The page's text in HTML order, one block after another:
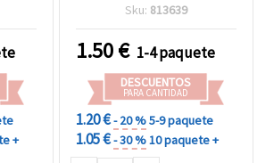
+
Sku: 813639
1.50€ 1-4 paquete
DESCUENTOS
PARA CANTIDAD
1.20 €- 20 %5-9 paquete
1.05 €- 30 %10 paquete +